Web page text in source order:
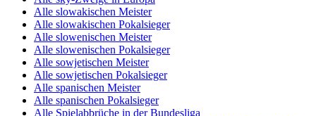
Alle slowakischen Meister
Alle slowakischen Pokalsieger
Alle slowenischen Meister
Alle slowenischen Pokalsieger
Alle sowjetischen Meister
Alle sowjetischen Pokalsieger
Alle spanischen Meister
Alle spanischen Pokalsieger
Alle Spielabbrüche in der Bundesliga